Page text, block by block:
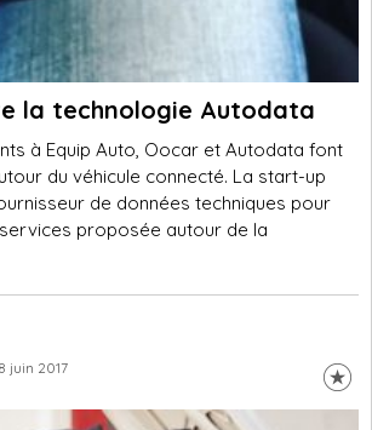
la technologie Autodata
à Equip Auto, Oocar et Autodata font
du véhicule connecté. La start-up
de données techniques pour
proposée autour de la
juin 2017